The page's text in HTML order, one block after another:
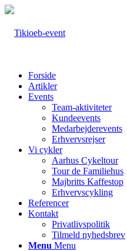
Forside
Artikler
Events
Team-aktiviteter
Kundeevents
Medarbejderevents
Erhvervsrejser
Vi cykler
Aarhus Cykeltour
Tour de Familiehus
Majbritts Kaffestop
Erhvervscykling
Referencer
Kontakt
Privatlivspolitik
Tilmeld nyhedsbrev
Menu Menu